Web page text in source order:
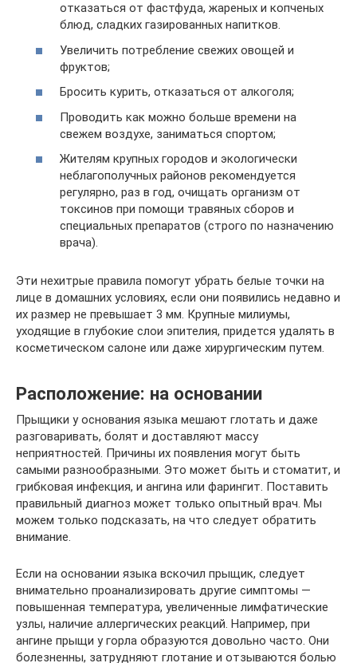
отказаться от фастфуда, жареных и копченых
блюд, сладких газированных напитков.
Увеличить потребление свежих овощей и
фруктов;
Бросить курить, отказаться от алкоголя;
Проводить как можно больше времени на
свежем воздухе, заниматься спортом;
Жителям крупных городов и экологически
неблагополучных районов рекомендуется
регулярно, раз в год, очищать организм от
токсинов при помощи травяных сборов и
специальных препаратов (строго по назначению
врача).
Эти нехитрые правила помогут убрать белые точки на
лице в домашних условиях, если они появились недавно и
их размер не превышает 3 мм. Крупные милиумы,
уходящие в глубокие слои эпителия, придется удалять в
косметическом салоне или даже хирургическим путем.
Расположение: на основании
Прыщики у основания языка мешают глотать и даже
разговаривать, болят и доставляют массу
неприятностей. Причины их появления могут быть
самыми разнообразными. Это может быть и стоматит, и
грибковая инфекция, и ангина или фарингит. Поставить
правильный диагноз может только опытный врач. Мы
можем только подсказать, на что следует обратить
внимание.
Если на основании языка вскочил прыщик, следует
внимательно проанализировать другие симптомы —
повышенная температура, увеличенные лимфатические
узлы, наличие аллергических реакций. Например, при
ангине прыщи у горла образуются довольно часто. Они
болезненны, затрудняют глотание и отзываются болью